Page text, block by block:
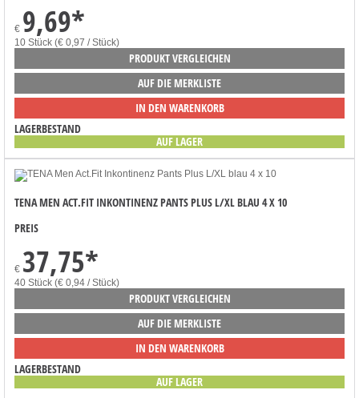
€ 9,69*
10 Stück (€ 0,97 / Stück)
PRODUKT VERGLEICHEN
AUF DIE MERKLISTE
IN DEN WARENKORB
LAGERBESTAND
AUF LAGER
TENA MEN ACT.FIT INKONTINENZ PANTS PLUS L/XL BLAU 4 X 10
PREIS
€ 37,75*
40 Stück (€ 0,94 / Stück)
PRODUKT VERGLEICHEN
AUF DIE MERKLISTE
IN DEN WARENKORB
LAGERBESTAND
AUF LAGER